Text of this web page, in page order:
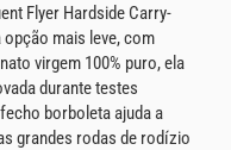
Flyer Hardside Carry-
opção mais leve, com
virgem 100% puro, ela
durante testes
borboleta ajuda a
grandes rodas de rodízio